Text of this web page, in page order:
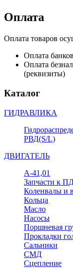
Оплата
Оплата товаров
Оплата
Оплата
(реквизиты)
Каталог
ГИДРАВЛИКА
РВД(S/L)
ДВИГАТЕЛЬ
А-41,01
Запчасти к
Коленвалы и
Кольца
Масло
Насосы
Поршневая
Прокладки
Сальники
СМД
Сцепление